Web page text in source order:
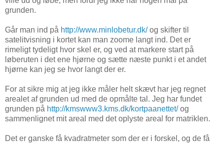
grunden.
Går man ind på http://www.minlobetur.dk/og skifter til
satelitvisning i kortet kan man zoome langt ind. Det er
rimeligt tydeligt hvor skel er, og ved at markere start på
løberuten i det ene hjørne og sætte næste punkt i et andet
hjørne kan jeg se hvor langt der er.
For at sikre mig at jeg ikke måler helt skævt har jeg regnet
arealet af grunden ud med de opmålte tal. Jeg har fundet
grunden på http://kmswww3.kms.dk/kortpaanettet/og
sammenlignet mit areal med det oplyste areal for matriklen.
Det er ganske få kvadratmeter som der er i forskel, og de få